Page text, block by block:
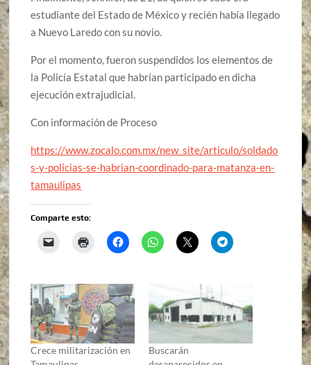
estudiante del Estado de México y recién había llegado
a Nuevo Laredo con su novio.
Por el momento, fueron suspendidos los elementos de
la Policía Estatal que habrían participado en dicha
ejecución extrajudicial.
Con información de Proceso
https://www.zocalo.com.mx/new_site/articulo/soldado
s-y-policias-se-habrian-coordinado-para-matanza-en-
tamaulipas
Comparte esto:
Crece militarización en
Buscarán